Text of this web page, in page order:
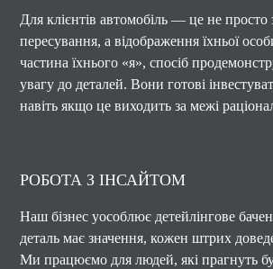
Для клієнтів автомобіль — це не просто
пересування, а відображення їхньої
частина їхнього «я», спосіб
увагу до деталей. Вони готові
навіть якщо це виходить за межі
РОБОТА З ІНСАЙТОМ
Наш бізнес уособлює детейлінгове
деталь має значення, кожен штрих
Ми працюємо для людей, які прагнуть